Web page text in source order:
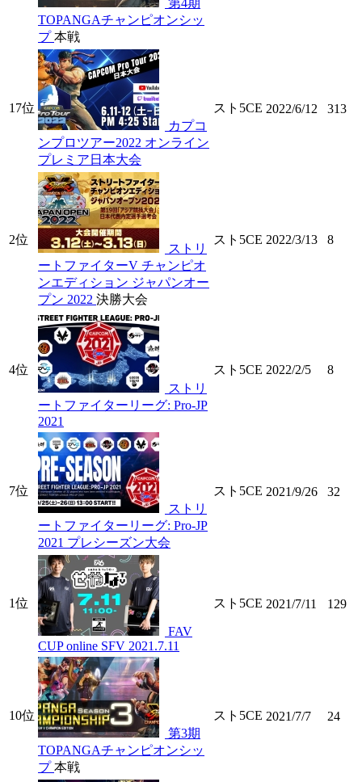
TOPANGAチャンピオンシッ
プ本戦
17位
カプコ
ンプロツアー2022 オンライン
プレミア日本大会
スト5CE 2022/6/12 313
2位
ストリ
ートファイターV チャンピオ
ンエディション ジャパンオー
プン 2022 決勝大会
スト5CE 2022/3/13 8
4位
ストリ
ートファイターリーグ: Pro-JP
2021
スト5CE 2022/2/5 8
7位
ストリ
ートファイターリーグ: Pro-JP
2021 プレシーズン大会
スト5CE 2021/9/26 32
1位
FAV
CUP online SFV 2021.7.11
スト5CE 2021/7/11 129
10位
第3期
TOPANGAチャンピオンシッ
プ本戦
スト5CE 2021/7/7 24